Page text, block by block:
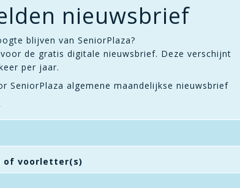
nieuwsbrief
blijven van SeniorPlaza?
de gratis digitale nieuwsbrief. Deze verschijnt
per jaar.
SeniorPlaza algemene maandelijkse nieuwsbrief
of voorletter(s)